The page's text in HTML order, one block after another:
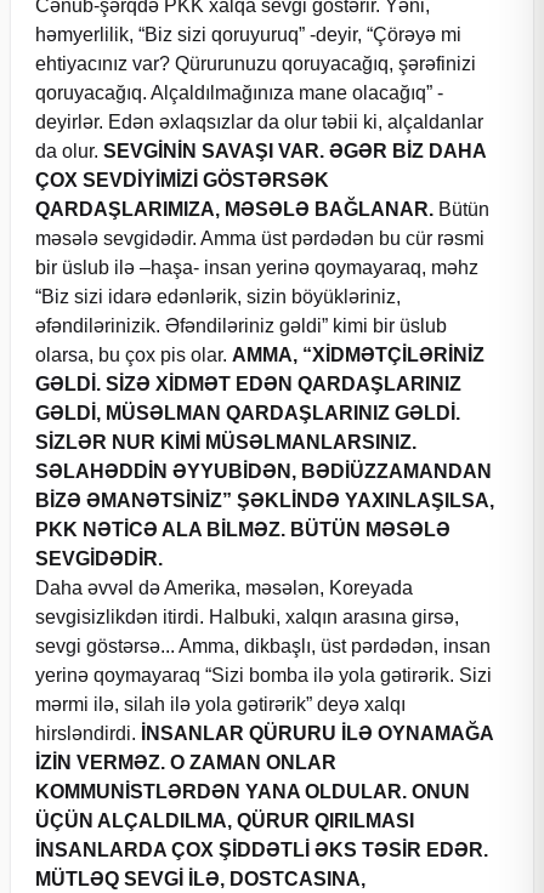
Cənub-şərqdə PKK xalqa sevgi göstərir. Yəni,
həmyerlilik, “Biz sizi qoruyuruq” -deyir, “Çörəyə mi
ehtiyacınız var? Qürurunuzu qoruyacağıq, şərəfinizi
qoruyacağıq. Alçaldılmağınıza mane olacağıq” -
deyirlər. Edən əxlaqsızlar da olur təbii ki, alçaldanlar
da olur. SEVGİNİN SAVAŞI VAR. ƏGƏ R BİZ DAHA
ÇOX SEVDİYİMİZİ GÖSTƏRSƏK
QARDAŞLARIMIZA, MƏSƏLƏ BAĞLANAR. Bütün
məsələ sevgidədir. Amma üst pərdədən bu cür rəsmi
bir üslub ilə –haşa- insan yerinə qoymayaraq, məhz
“Biz sizi idarə edənlərik, sizin böyükləriniz,
əfəndilərinizik. Əfəndiləriniz gəldi” kimi bir üslub
olarsa, bu çox pis olar. AMMA, “XİDMƏTÇİLƏRİNİZ
GƏLDİ. SİZƏ XİDMƏT EDƏN QARDAŞLARINIZ
GƏLDİ, MÜSƏLMAN QARDAŞLARINIZ GƏLDİ.
SİZLƏR NUR KİMİ MÜSƏLMANLARSINIZ.
SƏLAHƏDDİN ƏYYUBİDƏN, BƏDİÜZZAMANDAN
BİZƏ ƏMANƏTSİNİZ” ŞƏKLİNDƏ YAXINLAŞILSA,
PKK NƏTİCƏ ALA BİLMƏZ. BÜTÜN MƏSƏLƏ
SEVGİDƏDİR.
Daha əvvəl də Amerika, məsələn, Koreyada
sevgisizlikdən itirdi. Halbuki, xalqın arasına girsə,
sevgi göstərsə... Amma, dikbaşlı, üst pərdədən, insan
yerinə qoymayaraq “Sizi bomba ilə yola gətirərik. Sizi
mərmi ilə, silah ilə yola gətirərik” deyə xalqı
hirsləndirdi.
İNSANLAR QÜRURU İLƏ OYNAMAĞA
İZİN VERMƏZ. O ZAMAN ONLAR
KOMMUNİSTLƏRDƏN YANA OLDULAR. ONUN
ÜÇÜN ALÇALDILMA, QÜRUR QIRILMASI
İNSANLARDA ÇOX ŞİDDƏTLİ ƏKS TƏSİR EDƏR.
MÜTLƏQ SEVGİ İLƏ, DOSTCASINA,